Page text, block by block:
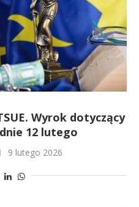
Wyrok dotyczący
12 lutego
9 lutego 2026